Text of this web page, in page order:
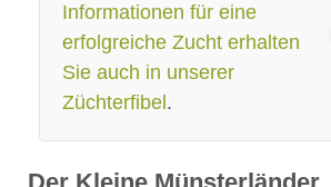
Informationen für eine
erfolgreiche Zucht erhalten
Sie auch in unserer
Züchterfibel .